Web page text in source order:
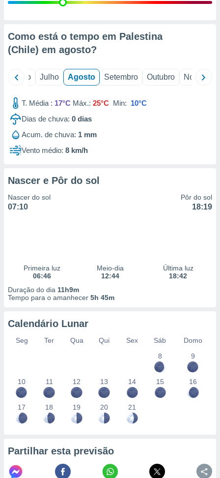
através
estudos
1199
Como está o tempo em Palestina
(Chile) em agosto?
Junho Julho Agosto Setembro Outubro Novembro
T. Média : 17°C Máx.: 25°C Min: 10°C
Dias de chuva: 0 dias
Acum. de chuva: 1 mm
Vento médio: 8 km/h
Nascer e Pôr do sol
Nascer do sol
07:10
Pôr do sol
18:19
Primeira luz
06:46
Meio-dia
12:44
Última luz
18:42
Duração do dia 11h9m
Tempo para o amanhecer 5h 45m
Calendário Lunar
Seg Ter Qua Qui Sex Sáb
Domo
8
9
10 11 12 13 14 15 16
17 18 19 20 21
Partilhar esta previsão